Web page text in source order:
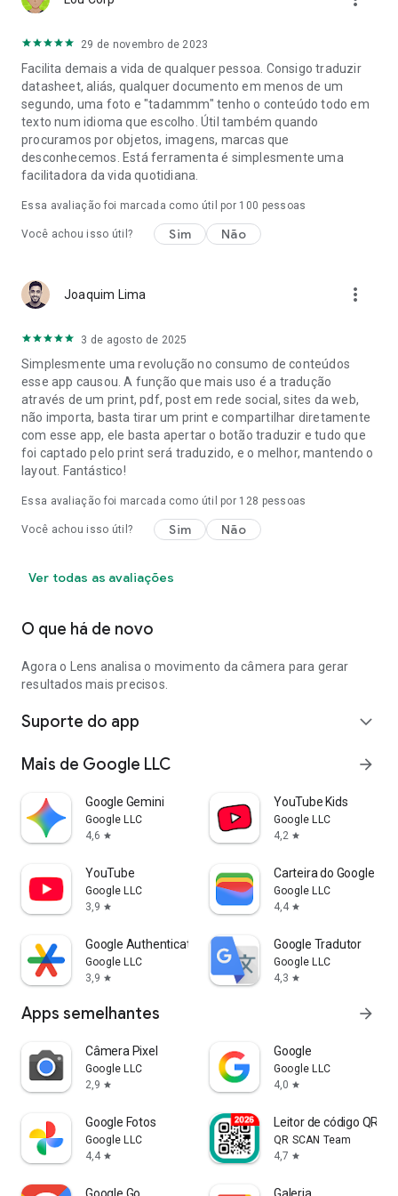
29 de novembro de 2023
Facilita demais a vida de qualquer pessoa. Consigo traduzir
datasheet, aliás, qualquer documento em menos de um
segundo, uma foto e "tadammm" tenho o conteúdo todo em
texto num idioma que escolho. Útil também quando
procuramos por objetos, imagens, marcas que
desconhecemos. Está ferramenta é simplesmente uma
facilitadora da vida quotidiana.
Essa avaliação foi marcada como útil por 100 pessoas
Você achou isso útil? Sim Não
Joaquim Lima more_vert
3 de agosto de 2025
Simplesmente uma revolução no consumo de conteúdos
esse app causou. A função que mais uso é a tradução
através de um print, pdf, post em rede social, sites da web,
não importa, basta tirar um print e compartilhar diretamente
com esse app, ele basta apertar o botão traduzir e tudo que
foi captado pelo print será traduzido, e o melhor, mantendo o
layout. Fantástico!
Essa avaliação foi marcada como útil por 128 pessoas
Você achou isso útil? Sim Não
Ver todas as avaliações
O que há de novo
Agora o Lens analisa o movimento da câmera para gerar
resultados mais precisos.
Suporte do app expand_more
Mais de Google LLC arrow_forward
Google Gemini
Google LLC
4,6 star
YouTube Kids
Google LLC
4,2 star
YouTube
Google LLC
3,9 star
Carteira do Google
Google LLC
4,4 star
Google Authenticator
Google LLC
3,9 star
Google Tradutor
Google LLC
4,3 star
Apps semelhantes arrow_forward
Câmera Pixel
Google LLC
2,9 star
Google
Google LLC
4,0 star
Google Fotos
Google LLC
4,4 star
Leitor de código QR,
QR SCAN Team
4,7 star